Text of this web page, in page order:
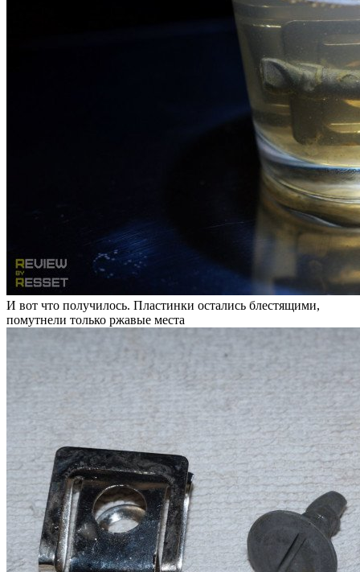
Спустя несколько часов реакция заметно утихла
И вот что получилось. Пластинки остались блестящими,
помутнели только ржавые места